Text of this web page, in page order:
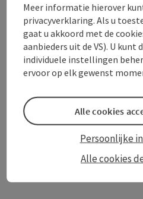
PDF aanmaken
Bijdrage printen
powered by TOURDATA
Meer informatie hierover
privacyverklaring. Als u
gaat u akkoord met de
aanbieders uit de VS). U kunt
individuele instellingen
ervoor op elk gewenst
Alle cookies
Persoonlijke
Alle cookies